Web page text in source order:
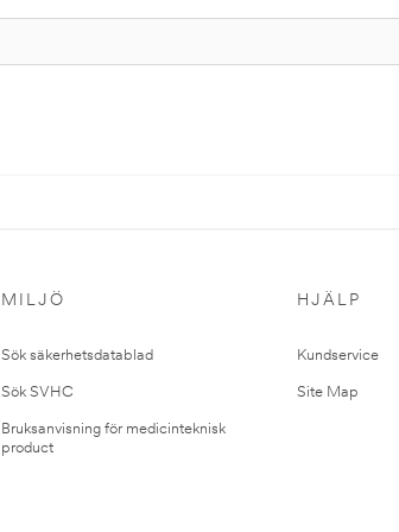
MILJÖ
Sök säkerhetsdatablad
Sök SVHC
Bruksanvisning för medicinteknisk
product
HJÄLP
Kundservice
Site Map